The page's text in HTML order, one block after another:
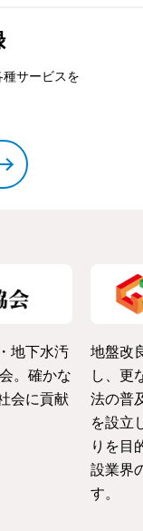
サービスを
地下水汚
。確かな
会に貢献
地盤改
し、更
法の普
を設立
りを目
設業界
す。